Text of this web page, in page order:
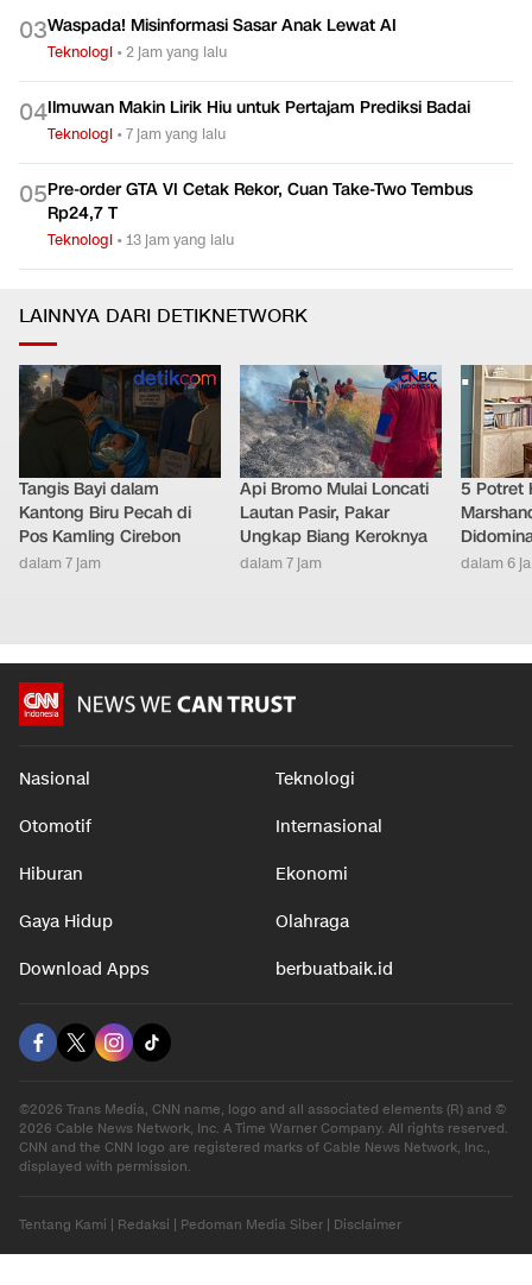
03Waspada! Misinformasi Sasar Anak Lewat AI
Teknologi •2 jam yang lalu
04Ilmuwan Makin Lirik Hiu untuk Pertajam Prediksi Badai
Teknologi •7 jam yang lalu
05Pre-order GTA VI Cetak Rekor, Cuan Take-Two Tembus
Rp24,7 T
Teknologi •13 jam yang lalu
LAINNYA DARI DETIKNETWORK
Tangis Bayi dalam
Kantong Biru Pecah di
Pos Kamling Cirebon
dalam 7 jam
Api Bromo Mulai Loncati
Lautan Pasir, Pakar
Ungkap Biang Keroknya
dalam 7 jam
5 Potret
dalam 6
Nasional Teknologi
Otomotif Internasional
Hiburan Ekonomi
Gaya Hidup Olahraga
Download Apps berbuatbaik.id
©2026 Trans Media, CNN name, logo and all associated elements (R) and ©
2026 Cable News Network, Inc. A Time Warner Company. All rights reserved.
CNN and the CNN logo are registered marks of Cable News Network, Inc.,
displayed with permission.
Tentang Kami Redaksi Pedoman Media Siber Disclaimer